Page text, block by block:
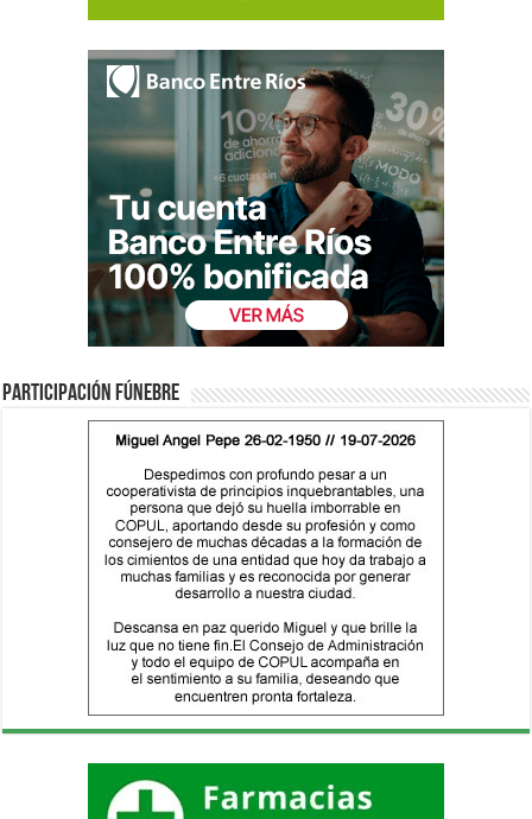
Participación fúnebre